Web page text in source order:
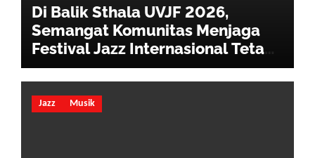
Di Balik Sthala UVJF 2026,
Semangat Komunitas Menjaga
Festival Jazz Internasional Tetap
Hidup
Jazz Musik